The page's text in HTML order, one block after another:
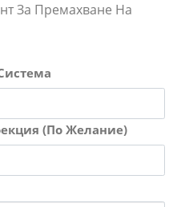
За Премахване На
(По Желание)